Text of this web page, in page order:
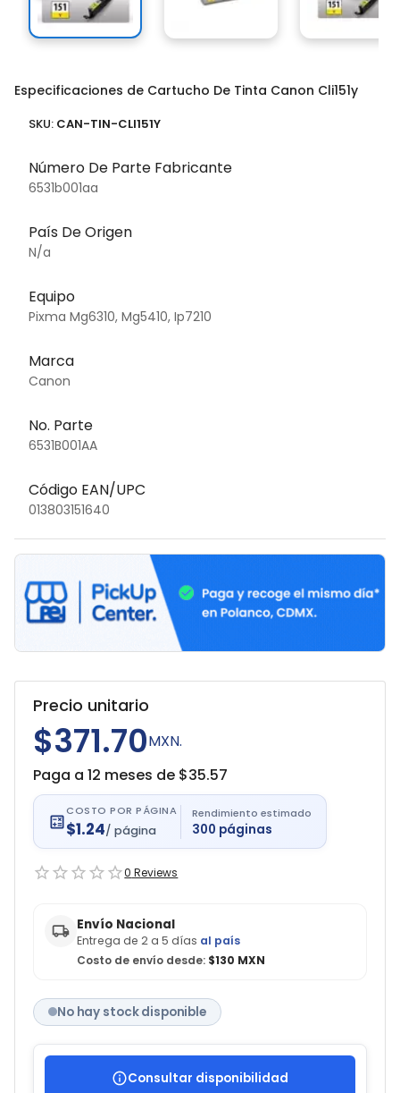
Especificaciones de Cartucho De Tinta Canon Cli151y
SKU: CAN-TIN-CLI151Y
Número De Parte Fabricante
6531b001aa
País De Origen
N/a
Equipo
Pixma Mg6310, Mg5410, Ip7210
Marca
Canon
No. Parte
6531B001AA
Código EAN/UPC
013803151640
Precio unitario
$371.70MXN.
Paga a 12 meses de $35.57
COSTO POR PÁGINA
$1.24/ página
Rendimiento estimado
300 páginas
0 Reviews
Envío Nacional
Entrega de 2 a 5 días al país
Costo de envío desde: $130 MXN
No hay stock disponible
Consultar disponibilidad